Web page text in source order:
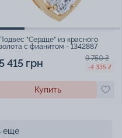
Подвес "Сердце" из красного
с фианитом - 1342887
5 415 грн 9 750 ₴
-4 335 ₴
Купить
еще